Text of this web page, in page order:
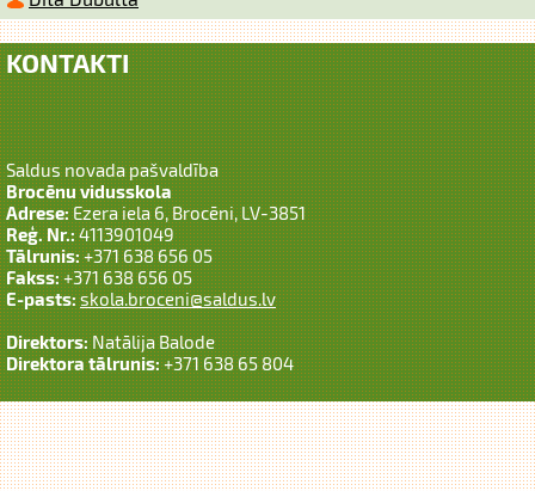
KONTAKTI
Saldus novada pašvaldība
Brocēnu vidusskola
Adrese:Ezera iela 6, Brocēni, LV-3851
Reģ. Nr.:4113901049
Tālrunis:+371 638 656 05
Fakss:+371 638 656 05
E-pasts:skola.broceni@saldus.lv
Direktors:Natālija Balode
Direktora tālrunis:+371 638 65 804